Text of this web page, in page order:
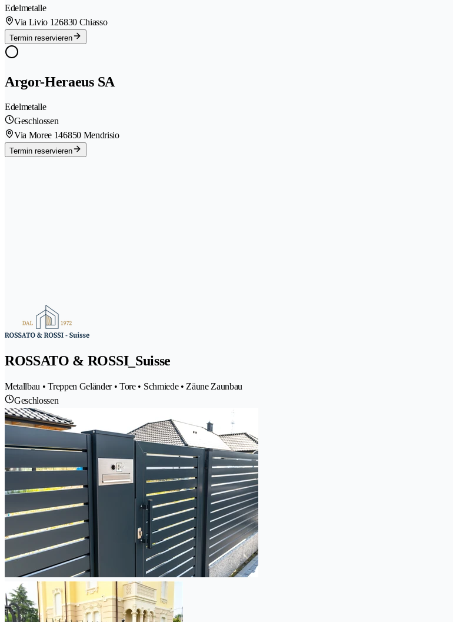
Edelmetalle
Via Livio 126830 Chiasso
Termin reservieren
Argor-Heraeus SA
Edelmetalle
Geschlossen
Via Moree 146850 Mendrisio
Termin reservieren
ROSSATO & ROSSI_Suisse
Metallbau • Treppen Geländer • Tore • Schmiede • Zäune Zaunbau
Geschlossen